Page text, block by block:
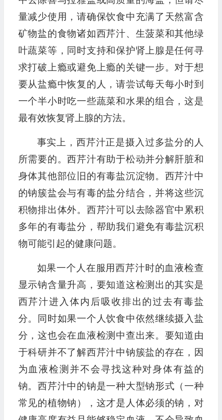
量减少使用，请确保饮食中充满了天然富含
矿物盐的食物诸如西芹汁、生菠菜和其他绿
叶蔬菜等，同时支持和保护肾上腺是任何寻
求打破上瘾或避免上瘾的关键一步。对于想
要从盐瘾中恢复的人，请尝试每天每小时到
一个半小时吃一些蔬菜和水果的组合，这是
最有效恢复肾上腺的方法。
事实上，西芹汁正是摄入过多盐分的人
所需要的。西芹汁有助于松动并分解肝脏和
身体其他部位旧的有毒盐沉淀物。西芹汁中
的钠簇盐会与有毒的盐分结合，并将这些沉
积物排出体外。西芹汁可以去除器官中累积
多年的有毒盐分，帮助我们避免有毒盐沉积
物可能引起的健康问题。
如果一个人在服用西芹汁时的血液检查
显示钠含量升高，要知道这检测出的其实是
西芹汁进入体内后吸收排出的过去有毒盐
分。同时如果一个人饮食中依然继续摄入盐
分，这也会在血液检测中查出来。要知道由
于科研并不了解西芹汁中钠簇盐的存在，因
为血液检测并不会寻找这种对身体有益的
钠。西芹汁中的钠是一种大型钠形式（一种
常见的植物钠），这才是人体必须的钠，对